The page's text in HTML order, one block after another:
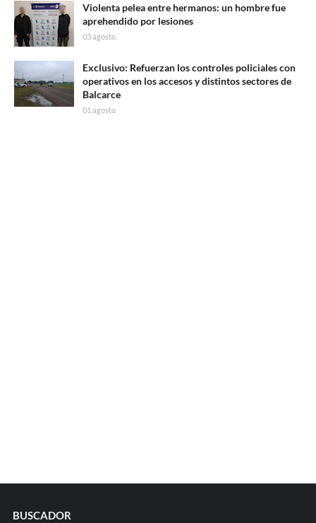
Violenta pelea entre hermanos: un hombre fue
aprehendido por lesiones
03 agosto
Exclusivo: Refuerzan los controles policiales con
operativos en los accesos y distintos sectores de
Balcarce
01 agosto
BUSCADOR